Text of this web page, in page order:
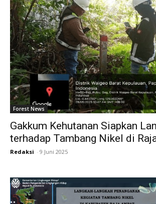
Forest News
Gakkum Kehutanan Siapkan
terhadap Tambang Nikel di
Redaksi - 9 Juni 2025